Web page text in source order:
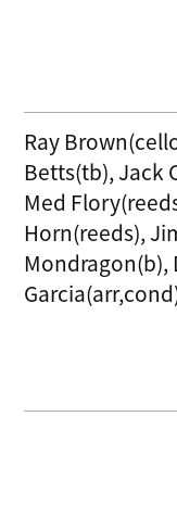
Ray
Betts(tb), Jack
Med
Horn(reeds),
Mondragon(b),